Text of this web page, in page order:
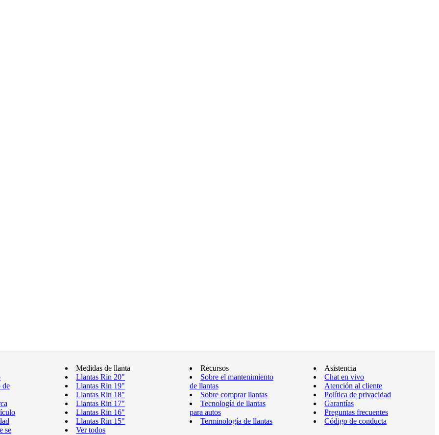
de
se
Medidas de llanta
Llantas Rin 20"
Llantas Rin 19"
Llantas Rin 18"
Llantas Rin 17"
Llantas Rin 16"
Llantas Rin 15"
Ver todos
Recursos
Sobre el mantenimiento
de llantas
Sobre comprar llantas
Tecnología de llantas
para autos
Terminología de llantas
Asistencia
Chat en vivo
Atención al cliente
Política de privacidad
Garantías
Preguntas frecuentes
Código de conducta